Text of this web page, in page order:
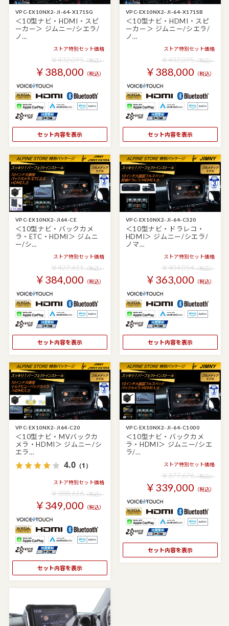
VPC-EX10NX2-JI-64-X171SG
＜10型ナビ・HDMI・スピ
ーカー＞ ジムニー/シエラ/
ノ…
ストア特別セット価格
￥432,095（税込）
￥388,000 （税込）
セット内容を表示
VPC-EX10NX2-JI-64-X171SB
＜10型ナビ・HDMI・スピ
ーカー＞ ジムニー/シエラ/
ノ…
ストア特別セット価格
￥432,095（税込）
￥388,000 （税込）
セット内容を表示
VPC-EX10NX2-JI64-CE
＜10型ナビ・バックカメ
ラ・ETC・HDMI＞ ジムニ
ー/シ…
ストア特別セット価格
￥427,611（税込）
￥384,000 （税込）
セット内容を表示
VPC-EX10NX2-JI-64-C320
＜10型ナビ・ドラレコ・
HDMI＞ ジムニー/シエラ/
ノマ…
ストア特別セット価格
￥404,054（税込）
￥363,000 （税込）
セット内容を表示
VPC-EX10NX2-JI64-C20
＜10型ナビ・MVバックカ
メラ・HDMI＞ ジムニー/シ
エラ…
4.0（1）
ストア特別セット価格
￥388,616（税込）
￥349,000 （税込）
セット内容を表示
VPC-EX10NX2-JI-64-C1000
＜10型ナビ・バックカメ
ラ・HDMI＞ ジムニー/シエ
ラ/…
ストア特別セット価格
￥377,676（税込）
￥339,000 （税込）
セット内容を表示